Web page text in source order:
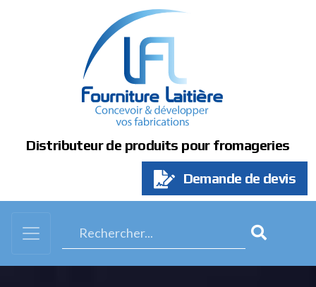
Distributeur de produits pour fromageries
Demande de devis
Panneau de gestion des cookies